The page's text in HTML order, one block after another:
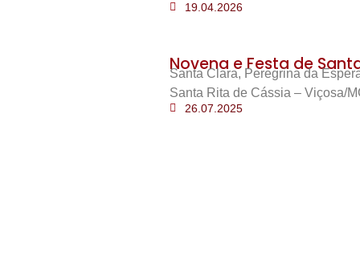
19.04.2026
Novena e Festa de
Santa Clara, Peregrina da
Santa Rita de Cássia – Viçosa/
26.07.2025